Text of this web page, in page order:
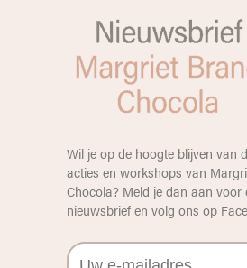
Wil je op de hoogte blijven van
acties en workshops van
Chocola? Meld je dan aan voor
nieuwsbrief en volg ons op